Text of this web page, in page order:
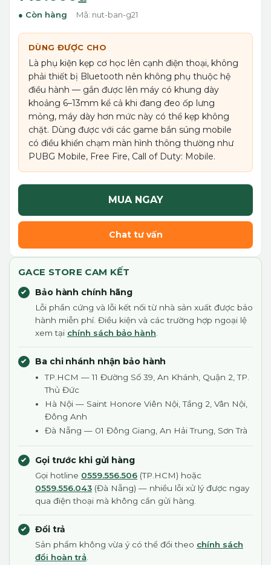
Còn hàng Mã: nut-ban-g21
DÙNG ĐƯỢC CHO
Là phụ kiện kẹp cơ học lên cạnh điện thoại, không
phải thiết bị Bluetooth nên không phụ thuộc hệ
điều hành — gắn được lên máy có khung dày
khoảng 6–13mm kể cả khi đang đeo ốp lưng
mỏng, máy dày hơn mức này có thể kẹp không
chặt. Dùng được với các game bắn súng mobile
có điều khiển chạm màn hình thông thường như
PUBG Mobile, Free Fire, Call of Duty: Mobile.
MUA NGAY
Chat tư vấn
GACE STORE CAM KẾT
Bảo hành chính hãng
Lỗi phần cứng và lỗi kết nối từ nhà sản xuất được bảo
hành miễn phí. Điều kiện và các trường hợp ngoại lệ
xem tại chính sách bảo hành
Ba chi nhánh nhận bảo hành
TP.HCM — 11 Đường Số 39, An Khánh, Quận 2, TP.
Thủ Đức
Hà Nội — Saint Honore Viên Nội, Tầng 2, Vân Nội,
Đông Anh
Đà Nẵng — 01 Đông Giang, An Hải Trung, Sơn Trà
Gọi trước khi gửi hàng
Gọi hotline 0559.556.506 (TP.HCM) hoặc
0559.556.043 (Đà Nẵng) — nhiều lỗi xử lý được ngay
qua điện thoại mà không cần gửi hàng.
Đổi trả
Sản phẩm không vừa ý có thể đổi theo chính sách
đổi hoàn trả